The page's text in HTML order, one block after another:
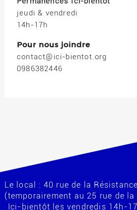
jeudi & vendredi
14h-17h
Pour nous joindre
contact@ici-bientot.org
0986382446
Le local : 40 rue de la
(temporairement au 25 rue de
Ici-bientôt les vendredis 14h-